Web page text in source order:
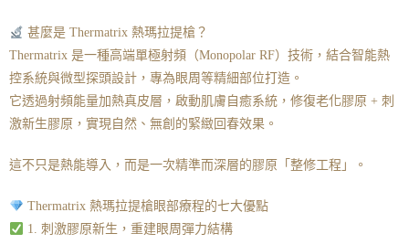
甚麼是 Thermatrix 熱瑪拉提槍？
Thermatrix 是一種高端單極射頻（Monopolar RF）技術，結合智能熱
控系統與微型探頭設計，專為眼周等精細部位打造。
它透過射頻能量加熱真皮層，啟動肌膚自癒系統，修復老化膠原 + 刺
激新生膠原，實現自然、無創的緊緻回春效果。
這不只是熱能導入，而是一次精準而深層的膠原「整修工程」。
Thermatrix 熱瑪拉提槍眼部療程的七大優點
1. 刺激膠原新生，重建眼周彈力結構